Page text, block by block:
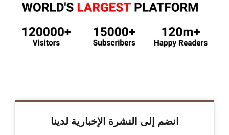
انضم إلى النشرة الإخبارية لدينا